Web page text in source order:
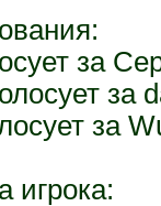
за
за
за
игрока: